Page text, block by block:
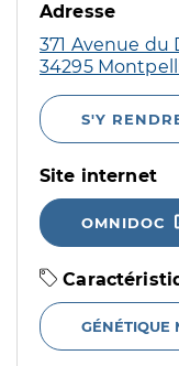
Adresse
371 Avenue du
34295
S'Y
Site internet
OMNIDOC
GÉNÉTIQUE